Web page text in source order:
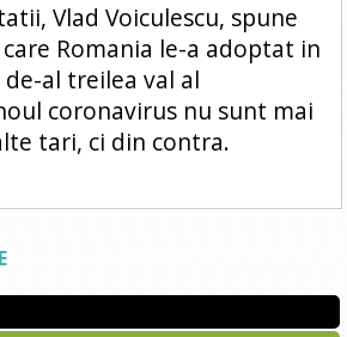
Vlad Voiculescu, spune
Romania le-a adoptat in
al treilea val al
coronavirus nu sunt mai
tari, ci din contra.